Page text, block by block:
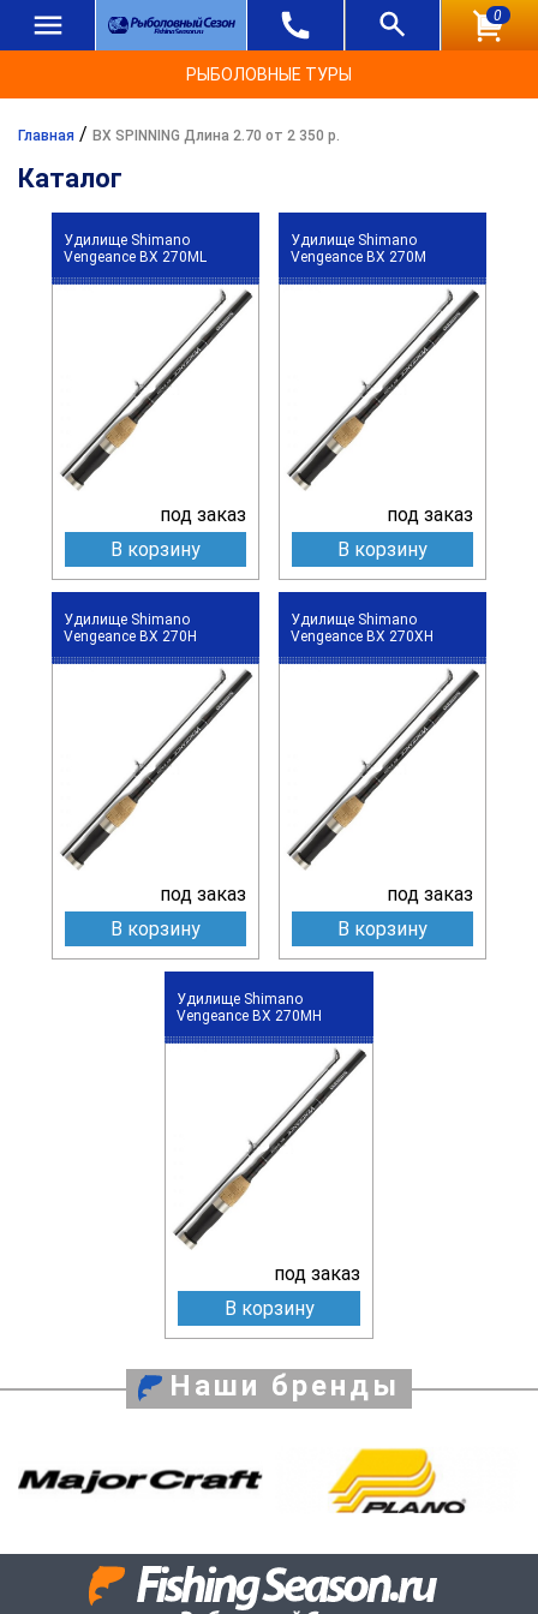
0
РЫБОЛОВНЫЕ ТУРЫ
Главная / BX SPINNING Длина 2.70 от 2 350 р.
Каталог
Удилище Shimano
Vengeance BX 270ML
под заказ
В корзину
Удилище Shimano
Vengeance BX 270M
под заказ
В корзину
Удилище Shimano
Vengeance BX 270H
под заказ
В корзину
Удилище Shimano
Vengeance BX 270XH
под заказ
В корзину
Удилище Shimano
Vengeance BX 270MH
под заказ
В корзину
Наши бренды